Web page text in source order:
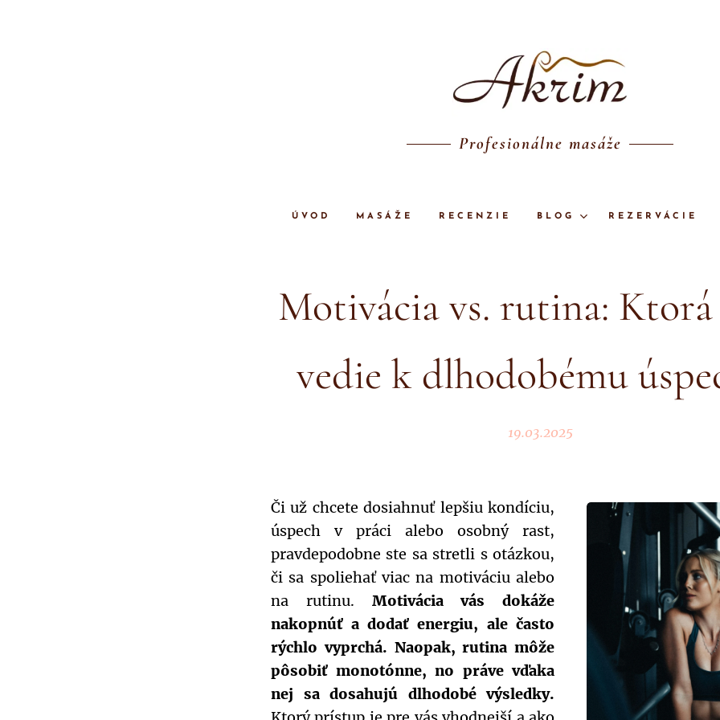
Profesionálne masáže
ÚVOD MASÁŽE RECENZIE BLOG REZERVÁCIE
Motivácia vs. rutina: Ktorá
vedie k dlhodobému
19.03.2025
Či už chcete dosiahnuť lepšiu kondíciu,
úspech v práci alebo osobný rast,
pravdepodobne ste sa stretli s otázkou,
či sa spoliehať viac na motiváciu alebo
na rutinu. Motivácia vás dokáže
nakopnúť a dodať energiu, ale často
rýchlo vyprchá. Naopak, rutina môže
pôsobiť monotónne, no práve vďaka
nej sa dosahujú dlhodobé výsledky.